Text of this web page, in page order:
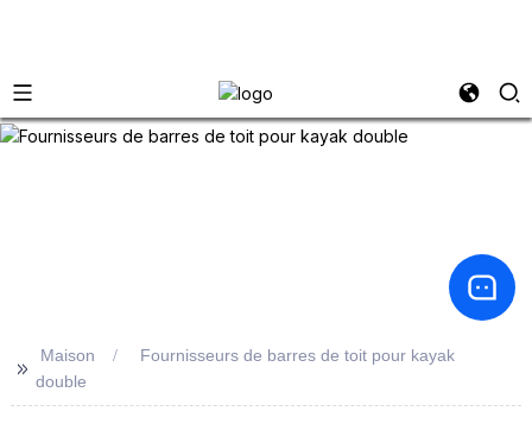
>> Maison
Fournisseurs de barres de toit pour kayak
double